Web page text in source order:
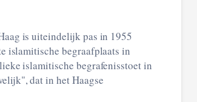
is uiteindelijk pas in 1955
islamitische begraafplaats in
islamitische begrafenisstoet in
dat in het Haagse